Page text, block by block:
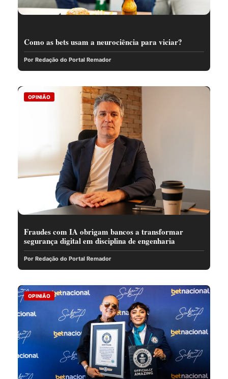
Como as bets usam a neurociência para viciar?
Por Redação do Portal Remador
OPINIÃO
Fraudes com IA obrigam bancos a transformar
segurança digital em disciplina de engenharia
Por Redação do Portal Remador
OPINIÃO